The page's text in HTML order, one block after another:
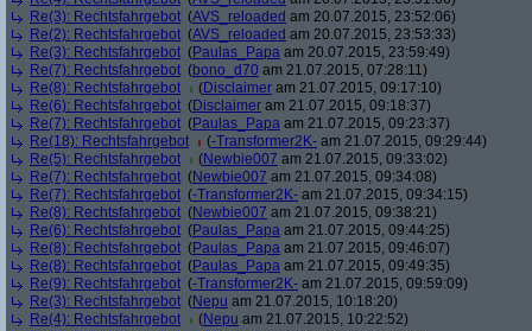
Re(3): Rechtsfahrgebot (AVS_reloaded am 20.07.2015, 23:52:06)
Re(2): Rechtsfahrgebot (AVS_reloaded am 20.07.2015, 23:53:33)
Re(3): Rechtsfahrgebot (Paulas_Papa am 20.07.2015, 23:59:49)
Re(7): Rechtsfahrgebot (bono_d70 am 21.07.2015, 07:28:11)
Re(8): Rechtsfahrgebot
(Disclaimer am 21.07.2015, 09:17:10)
Re(6): Rechtsfahrgebot (Disclaimer am 21.07.2015, 09:18:37)
Re(7): Rechtsfahrgebot (Paulas_Papa am 21.07.2015, 09:23:37)
Re(18): Rechtsfahrgebot
(-Transformer2K- am 21.07.2015, 09:29:44)
Re(5): Rechtsfahrgebot
(Newbie007 am 21.07.2015, 09:33:02)
Re(7): Rechtsfahrgebot (Newbie007 am 21.07.2015, 09:34:08)
Re(7): Rechtsfahrgebot (-Transformer2K- am 21.07.2015, 09:34:15)
Re(8): Rechtsfahrgebot (Newbie007 am 21.07.2015, 09:38:21)
Re(6): Rechtsfahrgebot (Paulas_Papa am 21.07.2015, 09:44:25)
Re(8): Rechtsfahrgebot (Paulas_Papa am 21.07.2015, 09:46:07)
Re(8): Rechtsfahrgebot (Paulas_Papa am 21.07.2015, 09:49:35)
Re(9): Rechtsfahrgebot (-Transformer2K- am 21.07.2015, 09:59:09)
Re(3): Rechtsfahrgebot (Nepu am 21.07.2015, 10:18:20)
Re(4): Rechtsfahrgebot
(Nepu am 21.07.2015, 10:22:52)